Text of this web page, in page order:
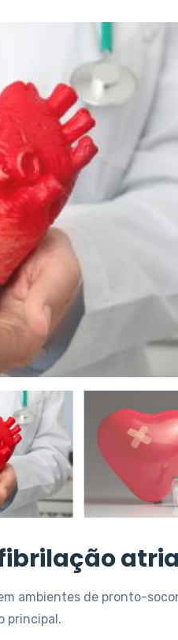
ambientes de pronto-
principal.